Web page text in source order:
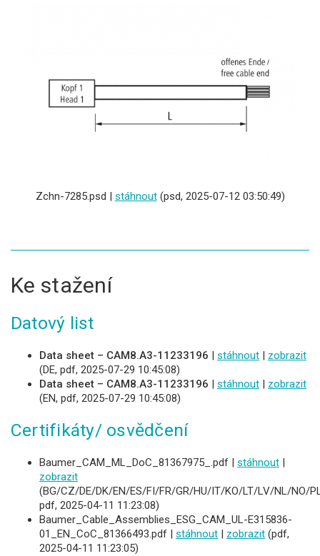
Zchn-7285.psd | stáhnout(psd, 2025-07-12 03:50:49)
Ke stažení
Datový list
Data sheet – CAM8.A3-11233196 | stáhnout | zobrazit
(DE, pdf, 2025-07-29 10:45:08)
Data sheet – CAM8.A3-11233196 | stáhnout | zobrazit
(EN, pdf, 2025-07-29 10:45:08)
Certifikáty/ osvědčení
Baumer_CAM_ML_DoC_81367975_.pdf | stáhnout |
zobrazit
(BG/CZ/DE/DK/EN/ES/FI/FR/GR/HU/IT/KO/LT/LV/NL/NO/
pdf, 2025-04-11 11:23:08)
Baumer_Cable_Assemblies_ESG_CAM_UL-E315836-
01_EN_CoC_81366493.pdf | stáhnout | zobrazit (pdf,
2025-04-11 11:23:05)